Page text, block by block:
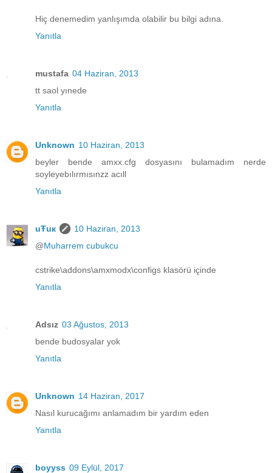
Hiç denemedim yanlışımda olabilir bu bilgi adına.
Yanıtla
mustafa 04 Haziran, 2013
tt saol yınede
Yanıtla
Unknown 10 Haziran, 2013
beyler bende amxx.cfg dosyasını bulamadım nerde
soyleyebılırmısınzz acıll
Yanıtla
uŦuк
10 Haziran, 2013
@Muharrem cubukcu
cstrike\addons\amxmodx\configs klasörü içinde
Yanıtla
Adsız 03 Ağustos, 2013
bende budosyalar yok
Yanıtla
Unknown 14 Haziran, 2017
Nasıl kurucağımı anlamadım bir yardım eden
Yanıtla
boyyss 09 Eylül, 2017